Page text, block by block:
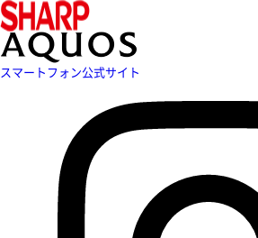
スマートフォン公式サイト